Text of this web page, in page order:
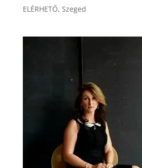
ELÉRHETŐ, Szeged